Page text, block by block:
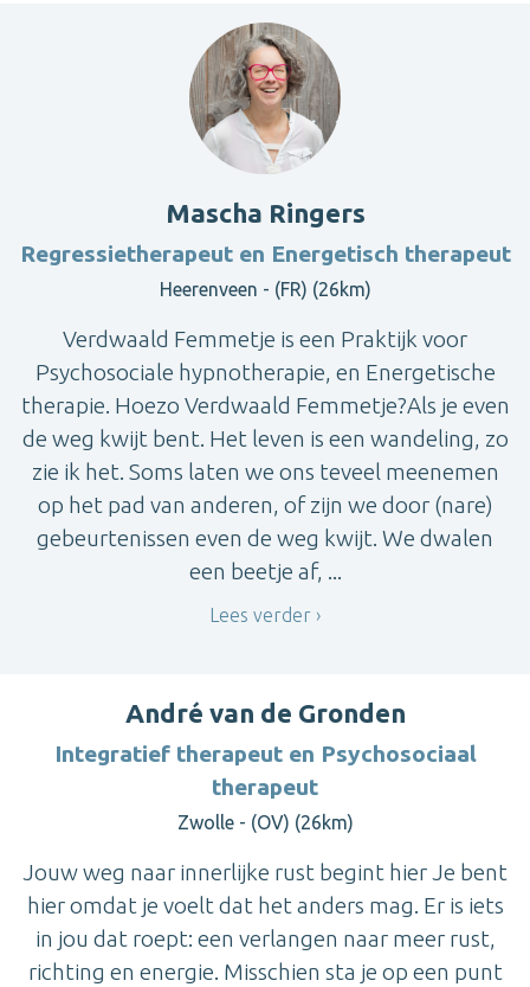
Mascha Ringers
Regressietherapeut en Energetisch therapeut
Heerenveen - (FR) (26km)
Verdwaald Femmetje is een Praktijk voor
Psychosociale hypnotherapie, en Energetische
therapie. Hoezo Verdwaald Femmetje?Als je even
de weg kwijt bent. Het leven is een wandeling, zo
zie ik het. Soms laten we ons teveel meenemen
op het pad van anderen, of zijn we door (nare)
gebeurtenissen even de weg kwijt. We dwalen
een beetje af, ...
Lees verder
André van de Gronden
Integratief therapeut en Psychosociaal
therapeut
Zwolle - (OV) (26km)
Jouw weg naar innerlijke rust begint hier Je bent
hier omdat je voelt dat het anders mag. Er is iets
in jou dat roept: een verlangen naar meer rust,
richting en energie. Misschien sta je op een punt